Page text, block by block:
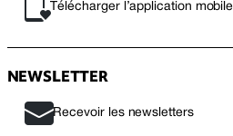
Télécharger l’application mobile
NEWSLETTER
Recevoir les newsletters